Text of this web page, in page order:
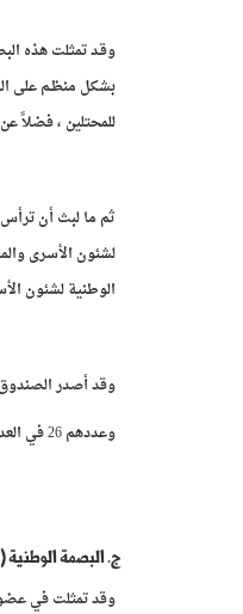
وقـد تمثلت هذه
بشكل منظـم على
للمحتلين ، فضلاً
ثم ما لبث أن
لشئون الأسرى
الوطنية لشئون
وقد أصدر الصندوق
وعددهم 26 في العدد الواحد تيمناً بيوم التحرير 26 فبراير.
ج. البصمة
وقد تمثلت في